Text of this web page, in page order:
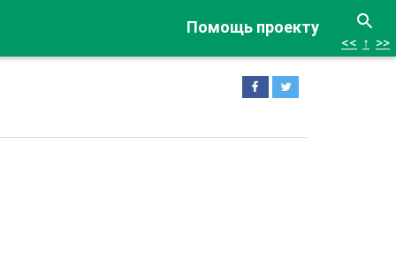
Помощь проекту
<< ↑ >>